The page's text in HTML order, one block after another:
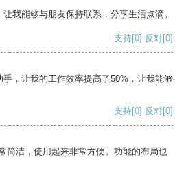
我能够与朋友保持联系，分享生活点滴。
支持[0] 反对[0]
，让我的工作效率提高了50%，让我能够
支持[0] 反对[0]
简洁，使用起来非常方便。功能的布局也